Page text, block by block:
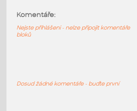
DWG Nábytek
DWG Elektronika
Komentáře:
Nejste přihlášeni - nelze připojit komentáře
bloků
Dosud žádné komentáře - buďte první